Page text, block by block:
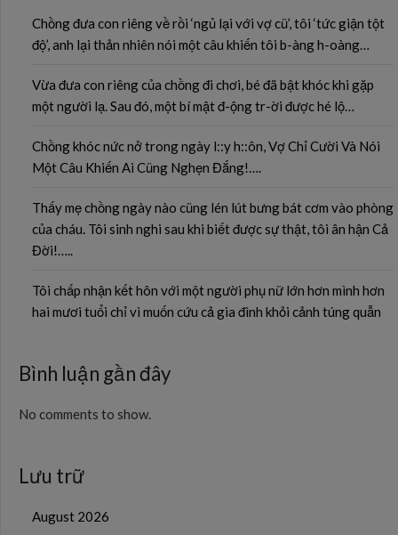
Chồng đưa con riêng về rồi ‘ngủ lại với vợ cũ’, tôi ‘tức giận tột
độ’, anh lại thản nhiên nói một câu khiến tôi b-àng h-oàng…
Vừa đưa con riêng của chồng đi chơi, bé đã bật khóc khi gặp
một người lạ. Sau đó, một bí mật đ-ộng tr-ời được hé lộ…
Chồng khóc nức nở trong ngày l::y h::ôn, Vợ Chỉ Cười Và Nói
Một Câu Khiến Ai Cũng Nghẹn Đắng!….
Thấy mẹ chồng ngày nào cũng lén lút bưng bát cơm vào phòng
của cháu. Tôi sinh nghi sau khi biết được sự thật, tôi ân hận Cả
Đời!…..
Tôi chấp nhận kết hôn với một người phụ nữ lớn hơn mình hơn
hai mươi tuổi chỉ vì muốn cứu cả gia đình khỏi cảnh túng quẫn
Bình luận gần đây
No comments to show.
Lưu trữ
August 2026